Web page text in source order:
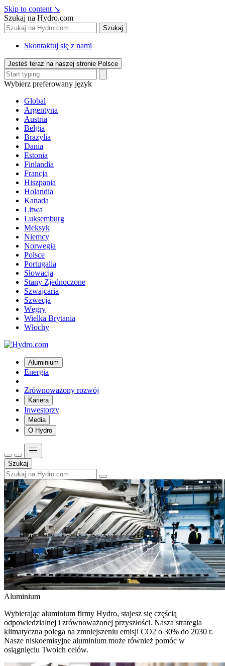
Skip to content ↘
Szukaj na Hydro.com
Szukaj
Skontaktuj się z nami
Jesteś teraz na naszej stronie Polsce
Wybierz preferowany język
Global
Argentyna
Austria
Belgia
Brazylia
Dania
Estonia
Finlandia
Francja
Hiszpania
Holandia
Kanada
Litwa
Luksemburg
Meksyk
Niemcy
Norwegia
Polsce
Portugalia
Słowacja
Stany Zjednoczone
Szwajcaria
Szwecja
Węgry
Wielka Brytania
Włochy
Aluminium
Energia
Zrównoważony rozwój
Kariera
Inwestorzy
Media
O Hydro
Szukaj
Aluminium
Wybierając aluminium firmy Hydro, stajesz się częścią
odpowiedzialnej i zrównoważonej przyszłości. Nasza strategia
klimatyczna polega na zmniejszeniu emisji CO2 o 30% do 2030 r.
Nasze niskoemisyjne aluminium może również pomóc w
osiągnięciu Twoich celów.